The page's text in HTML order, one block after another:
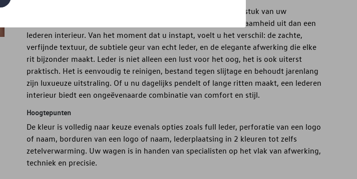
Een wagen is meer dan een vervoermiddel – het is een verlengstuk van uw
persoonlijkheid. En niets straalt meer klasse, comfort en duurzaamheid uit dan een
lederen interieur. Van het moment dat u instapt, voelt u het verschil: de zachte,
verfijnde textuur, de subtiele geur van echt leder, en de elegante afwerking die elke
rit bijzonder maakt. Leder is niet alleen een lust voor het oog, het is ook uiterst
praktisch. Het is eenvoudig te reinigen, bestand tegen slijtage en behoudt jarenlang
zijn luxueuze uitstraling. Of u nu dagelijks pendelt of lange ritten maakt, een lederen
interieur biedt een ongeëvenaarde combinatie van comfort en stijl.
Hoogtepunten
De kleur is volledig naar keuze evenals opties zoals full leder, perforatie van een logo
of naam, borduren van een logo of naam, lederplaatsing in 2 kleuren tot zelfs
zetelverwarming. Uw wagen is in handen van specialisten op het vlak van afwerking,
techniek en precisie.